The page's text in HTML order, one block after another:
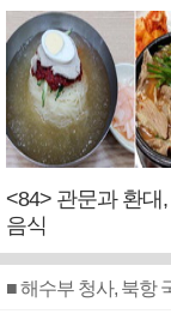
<84> 관문과 환대
음식
■ 해수부 청사, 북항